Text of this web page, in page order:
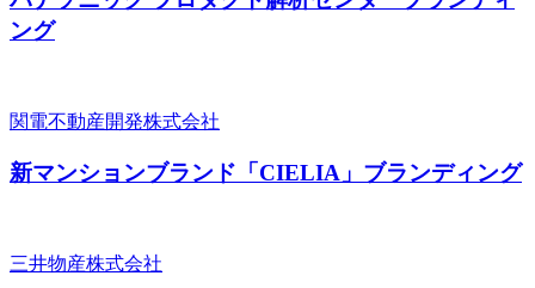
ング
関電不動産開発株式会社
新マンションブランド「CIELIA」ブランディング
三井物産株式会社